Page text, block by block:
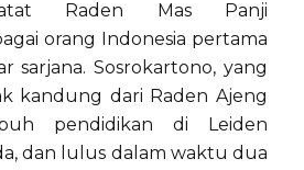
Raden Mas Panji
orang Indonesia pertama
sarjana. Sosrokartono, yang
kandung dari Raden Ajeng
pendidikan di Leiden
dan lulus dalam waktu dua